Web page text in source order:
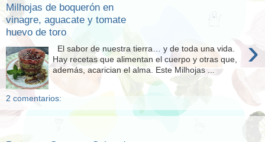
Milhojas de boquerón en
vinagre, aguacate y tomate
huevo de toro
›
El sabor de nuestra tierra… y de toda una vida.
Hay recetas que alimentan el cuerpo y otras que,
además, acarician el alma. Este Milhojas ...
2 comentarios: